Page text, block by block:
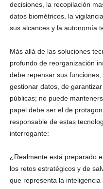
decisiones, la recopilación
datos biométricos, la
sus alcances y la autonomía
Más allá de las soluciones
profundo de reorganización
debe repensar sus
gestionar datos, de
públicas; no puede
papel debe ser el de
responsable de estas
interrogante:
¿Realmente está preparado
los retos estratégicos y de
que representa la inteligencia